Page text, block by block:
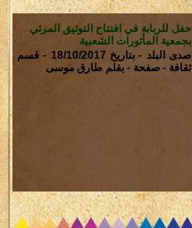
حفل للربابة في افتتاح التوثيق المرئي
بجمعية المأثورات الشعبية
صدى البلد - بتاريخ 18/10/2017 - قسم
ثقافة - صفحة - بقلم طارق موسى